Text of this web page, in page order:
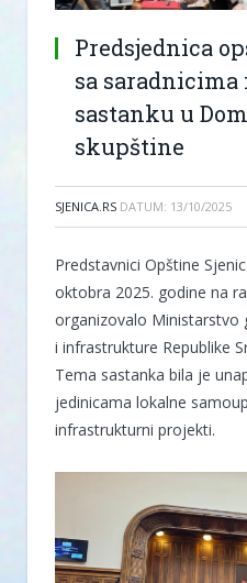
Predsjednica
sa saradnicima
sastanku u
skupštine
SJENICA.RS DATUM: 13/10/2025
Predstavnici Opštine
oktobra 2025. godine na
organizovalo Ministarstvo
i infrastrukture Republike
Tema sastanka bila je
jedinicama lokalne
infrastrukturni projekti.